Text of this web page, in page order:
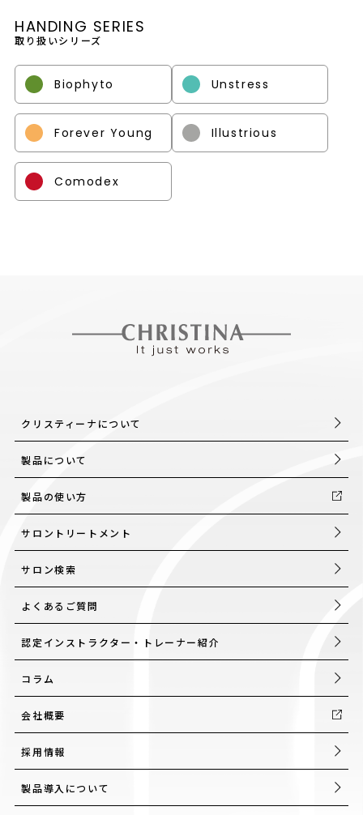
HANDING SERIES
取り扱いシリーズ
Biophyto Unstress
Forever Young Illustrious
Comodex
クリスティーナについて
製品について
製品の使い方
サロントリートメント
サロン検索
よくあるご質問
認定インストラクター・トレーナー紹介
コラム
会社概要
採用情報
製品導入について